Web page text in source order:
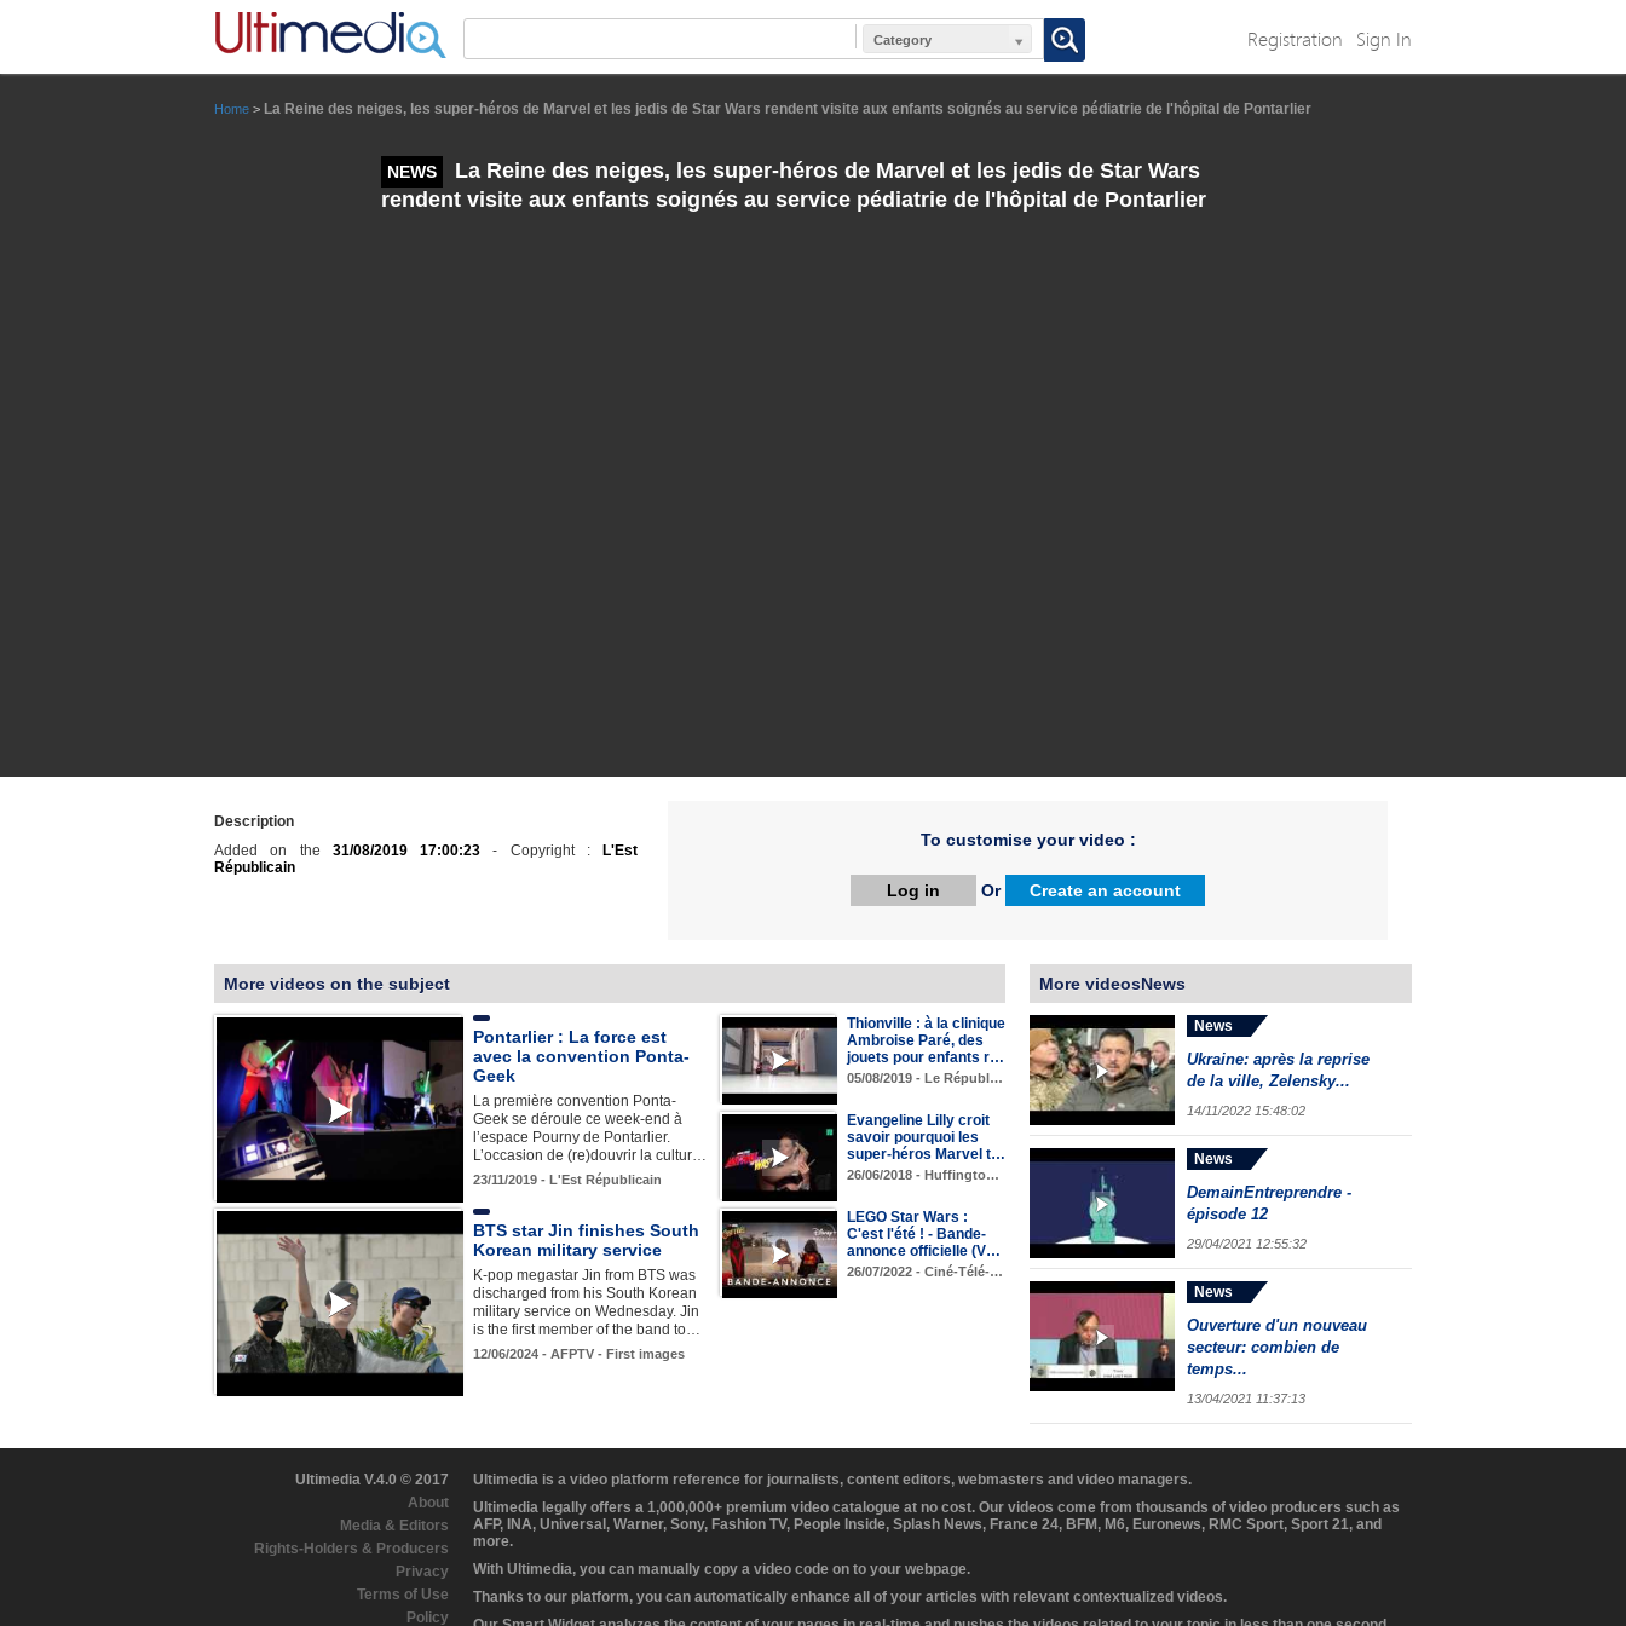
Category Registration Sign In
Home > La Reine des neiges, les super-héros de Marvel et les jedis de Star Wars rendent visite aux enfants soignés au service pédiatrie de l'hôpital de Pontarlier
NEWS
La Reine des neiges, les super-héros de Marvel et les jedis de Star Wars
rendent visite aux enfants soignés au service pédiatrie de l'hôpital de Pontarlier
Description
Added on the 31/08/2019 17:00:23 - Copyright :
L'Est
Républicain
To customise your video :
Log in Or Create an account
More videos on the subject
Pontarlier : La force est
avec la convention Ponta-
Geek
La première convention Ponta-
Geek se déroule ce week-end à
l’espace Pourny de Pontarlier.
L’occasion de (re)douvrir la cultur…
23/11/2019 - L'Est Républicain
Thionville : à la clinique
Ambroise Paré, des
jouets pour enfants r…
05/08/2019 - Le Républ…
Evangeline Lilly croit
savoir pourquoi les
super-héros Marvel t…
26/06/2018 - Huffingto…
BTS star Jin finishes South
Korean military service
K-pop megastar Jin from BTS was
discharged from his South Korean
military service on Wednesday. Jin
is the first member of the band to…
12/06/2024 - AFPTV - First images
LEGO Star Wars :
C'est l'été ! - Bande-
annonce officielle (V…
26/07/2022 - Ciné-Télé-…
More videosNews
News
Ukraine: après la reprise
de la ville, Zelensky...
14/11/2022 15:48:02
News
DemainEntreprendre -
épisode 12
29/04/2021 12:55:32
News
Ouverture d'un nouveau
secteur: combien de
temps...
13/04/2021 11:37:13
Ultimedia V.4.0 © 2017
About
Media & Editors
Rights-Holders & Producers
Privacy
Terms of Use
Policy
Ultimedia is a video platform reference for journalists, content editors, webmasters and video managers.
Ultimedia legally offers a 1,000,000+ premium video catalogue at no cost. Our videos come from thousands of video producers such as
AFP, INA, Universal, Warner, Sony, Fashion TV, People Inside, Splash News, France 24, BFM, M6, Euronews, RMC Sport, Sport 21, and
more.
With Ultimedia, you can manually copy a video code on to your webpage.
Thanks to our platform, you can automatically enhance all of your articles with relevant contextualized videos.